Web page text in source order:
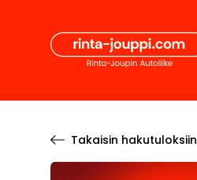
sisältöön
Takaisin hakutuloksiin